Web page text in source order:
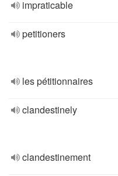
impraticable
petitioners
les pétitionnaires
clandestinely
clandestinement